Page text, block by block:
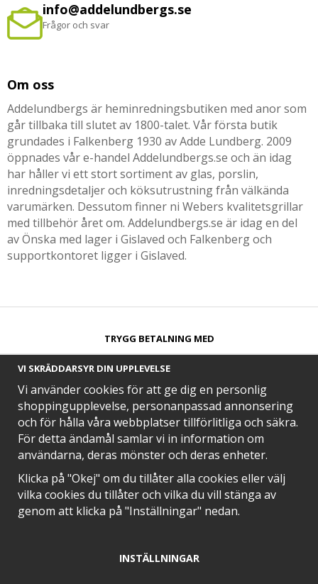
info@addelundbergs.se
Frågor och svar
Om oss
Addelundbergs är heminredningsbutiken med anor som
går tillbaka till slutet av 1800-talet. Vår första butik
grundades i Falkenberg 1930 av Adde Lundberg. 2009
öppnades vår e-handel Addelundbergs.se och än idag
har håller vi ett stort sortiment av glas, porslin,
inredningsdetaljer och köksutrustning från välkända
varumärken. Dessutom finner ni Webers kvalitetsgrillar
med tillbehör året om. Addelundbergs.se är idag en del
av Önska med lager i Gislaved och Falkenberg och
supportkontoret ligger i Gislaved.
TRYGG BETALNING MED​
SNABB LEVERANS MED
EN DEL AV
VI SKRÄDDARSYR DIN UPPLEVELSE
Vi använder cookies för att ge dig en personlig
shoppingupplevelse, personanpassad annonsering
och för hålla våra webbplatser tillförlitliga och säkra.
För detta ändamål samlar vi in information om
användarna, deras mönster och deras enheter.
Klicka på "Okej" om du tillåter alla cookies eller välj
vilka cookies du tillåter och vilka du vill stänga av
genom att klicka på "Inställningar" nedan.
INSTÄLLNINGAR